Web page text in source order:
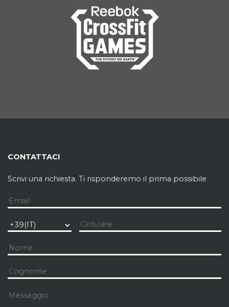
CONTATTACI
Scrivi una richiesta. Ti risponderemo il prima possibile